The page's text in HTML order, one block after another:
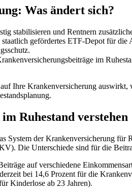
Was ändert sich?
stabilisieren und Rentnern
staatlich gefördertes ETF-Depot für
im
Ihre Krankenversicherung
Ruhestand verstehen
System der Krankenversicherung
Die Unterschiede sind für die
auf verschiedene
bei 14,6 Prozent für die
Kinderlose ab 23 Jahren).